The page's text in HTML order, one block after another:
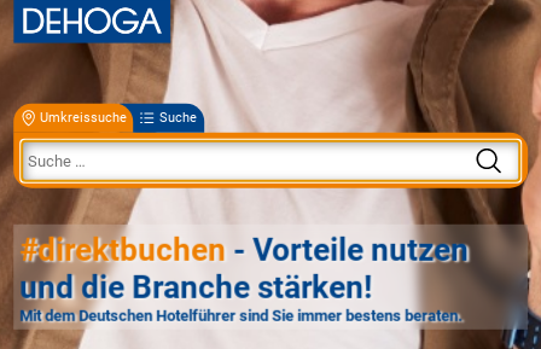
Umkreissuche Suche
#direktbuchen - Vorteile nutzen
und die Branche stärken!
Mit dem Deutschen Hotelführer sind Sie immer bestens beraten.